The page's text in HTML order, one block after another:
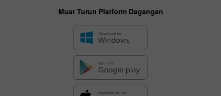
Muat Turun Platform Dagangan